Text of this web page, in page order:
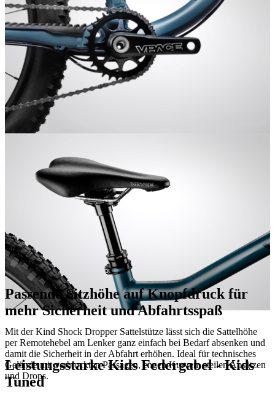
Passende Sitzhöhe auf Knopfdruck für
mehr Sicherheit und Abfahrtsspaß
Mit der Kind Shock Dropper Sattelstütze lässt sich die Sattelhöhe
per Remotehebel am Lenker ganz einfach bei Bedarf absenken und
damit die Sicherheit in der Abfahrt erhöhen. Ideal für technisches
Gelände mit verblockten Passagen, engen Kurven, steilen Absätzen
und Drops.
Leistungsstarke Kids Federgabel - Kids
Tuned